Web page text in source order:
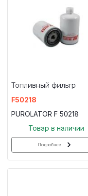
Топливный фильтр
F50218
PUROLATOR F 50218
Товар в наличии
Подробнее